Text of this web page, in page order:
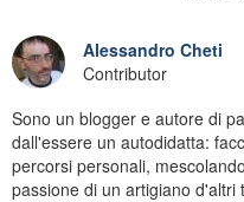
Alessandro Cheti
Contributor
Sono un blogger e autore di
dall'essere un autodidatta:
percorsi personali,
passione di un artigiano d'altri